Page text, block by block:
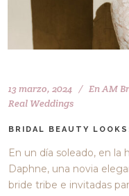
13 marzo, 2024 EnAM
Real Weddings
BRIDAL BEAUTY
En un día soleado, en la
Daphne, una novia
bride tribe e invitadas